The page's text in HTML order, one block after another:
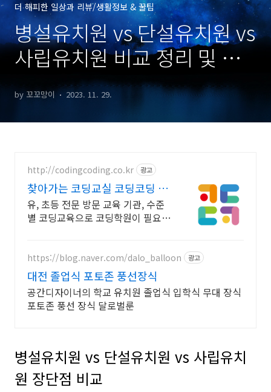
더 해피한 일상과 리뷰/생활정보 & 꿀팁
병설유치원 vs 단설유치원 vs
사립유치원 비교 정리 및 유
치원 사이트 안내
by 꼬꼬망이 2023. 11. 29.
http://codingcoding.co.kr 광고
찾아가는 코딩교실 코딩코딩 유
아코딩 시대, 유아맞춤교육
유, 초등 전문 방문 교육 기관, 수준
별 코딩교육으로 코딩학원이 필요없
https://blog.naver.com/dalo_balloon 광고
대전 졸업식 포토존 풍선장식
공간디자이너의 학교 유치원 졸업식 입학식 무대 장식
포토존 풍선 장식 달로벌룬
병설유치원 vs 단설유치원 vs 사립유치
원 장단점 비교